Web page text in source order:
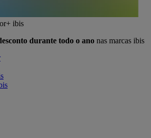
ibis
durante todo o ano nas marcas ibis